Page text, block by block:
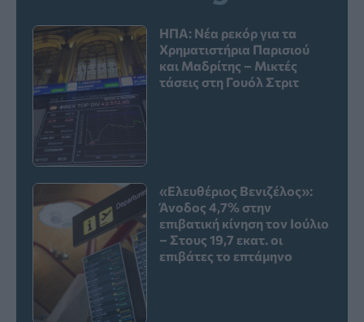
ΗΠΑ: Νέα ρεκόρ για τα
Χρηματιστήρια Παρισιού
και Μαδρίτης – Μικτές
τάσεις στη Γουόλ Στριτ
«Ελευθέριος Βενιζέλος»:
Άνοδος 4,7% στην
επιβατική κίνηση τον Ιούλιο
– Στους 19,7 εκατ. οι
επιβάτες το επτάμηνο